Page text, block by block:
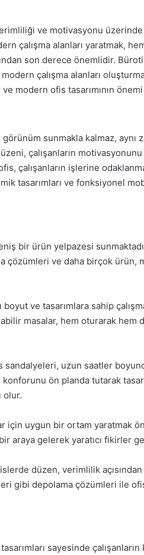
ve motivasyonu
çalışma alanları yaratmak,
son derece önemlidir.
çalışma alanları
modern ofis tasarımının
sunmakla kalmaz, aynı
çalışanların
çalışanların işlerine
tasarımları ve fonksiyonel
bir ürün yelpazesi
çözümleri ve daha birçok ürün,
ve tasarımlara sahip
masalar, hem oturarak hem
uzun saatler
konforunu ön planda tutarak
olur.
için uygun bir ortam yaratmak
araya gelerek yaratıcı fikirler
düzen, verimlilik
gibi depolama çözümleri ile
sayesinde